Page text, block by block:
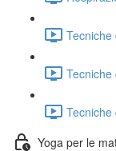
Yoga per le